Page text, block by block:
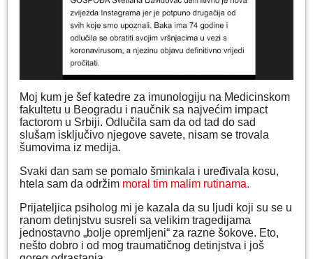
Moj kum je šef katedre za imunologiju na Medicinskom
fakultetu u Beogradu i naučnik sa najvećim impact
factorom u Srbiji. Odlučila sam da od tad do sad
slušam isključivo njegove savete, nisam se trovala
šumovima iz medija.
Svaki dan sam se pomalo šminkala i uređivala kosu,
htela sam da održim moral tim malim rutinama.
Prijateljica psiholog mi je kazala da su ljudi koji su se u
ranom detinjstvu susreli sa velikim tragedijama
jednostavno „bolje opremljeni“ za razne šokove. Eto,
nešto dobro i od mog traumatičnog detinjstva i još